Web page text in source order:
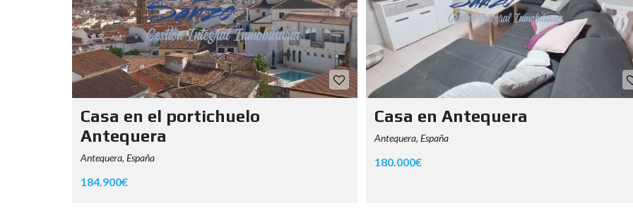
Casa en el portichuelo
Antequera
Antequera, España
184.900€
Casa en Antequera
Antequera, España
180.000€